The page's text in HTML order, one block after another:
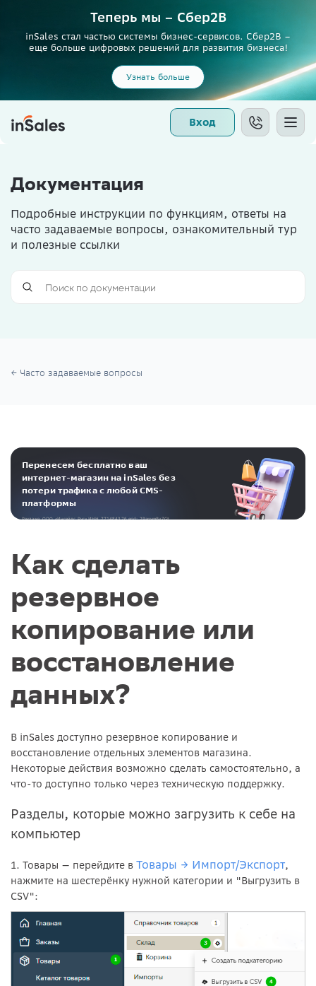
Теперь мы – Сбер2B
inSales стал частью системы бизнес-сервисов. Сбер2В –
еще больше цифровых решений для развития бизнеса!
Узнать больше
Вход
Документация
Подробные инструкции по функциям, ответы на
часто задаваемые вопросы, ознакомительный тур
и полезные ссылки
Часто задаваемые вопросы
Перенесем бесплатно ваш
интернет-магазин на inSales без
потери трафика с любой CMS-
платформы
Реклама. ООО «Инсейлс Рус»‎ ИНН 771484376 erid: 2RanymBvZGt
Как сделать
резервное
копирование или
восстановление
данных?
В inSales доступно резервное копирование и
восстановление отдельных элементов магазина.
Некоторые действия возможно сделать самостоятельно, а
что-то доступно только через техническую поддержку.
Разделы, которые можно загрузить к себе на
компьютер
1. Товары — перейдите в Товары → Импорт/Экспорт,
нажмите на шестерёнку нужной категории и "Выгрузить в
CSV":